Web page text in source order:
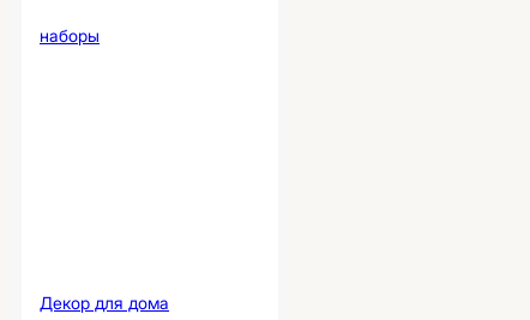
наборы
Декор для дома